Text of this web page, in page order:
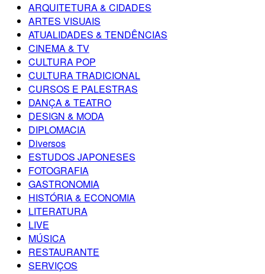
ARQUITETURA & CIDADES
ARTES VISUAIS
ATUALIDADES & TENDÊNCIAS
CINEMA & TV
CULTURA POP
CULTURA TRADICIONAL
CURSOS E PALESTRAS
DANÇA & TEATRO
DESIGN & MODA
DIPLOMACIA
Diversos
ESTUDOS JAPONESES
FOTOGRAFIA
GASTRONOMIA
HISTÓRIA & ECONOMIA
LITERATURA
LIVE
MÚSICA
RESTAURANTE
SERVIÇOS